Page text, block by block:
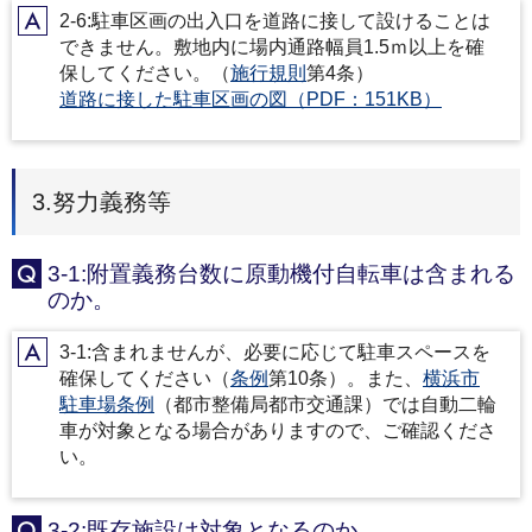
A2-6:駐車区画の出入口を道路に接して設けることは
できません。敷地内に場内通路幅員1.5ｍ以上を確
保してください。（施行規則 第4条）
道路に接した駐車区画の図（PDF：151KB）
3.努力義務等
Q
3-1:附置義務台数に原動機付自転車は含まれる
のか。
A3-1:含まれませんが、必要に応じて駐車スペースを
確保してください（条例第10条）。また、 横浜市
駐車場条例
（都市整備局都市交通課）では自動二輪
車が対象となる場合がありますので、ご確認くださ
い。